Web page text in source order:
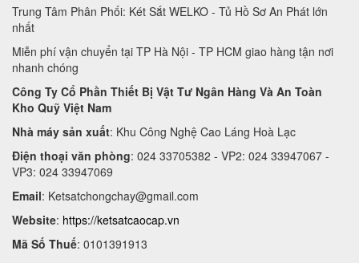
Trung Tâm Phân Phối: Két Sắt WELKO - Tủ Hồ Sơ An Phát lớn
nhất
Miễn phí vận chuyển tại TP Hà Nội - TP HCM giao hàng tận nơi
nhanh chóng
Công Ty Cổ Phần Thiết Bị Vật Tư Ngân Hàng Và An Toàn
Kho Quỹ Việt Nam
Nhà máy sản xuất: Khu Công Nghệ Cao Láng Hoà Lạc
Điện thoại văn phòng: 024 33705382 - VP2: 024 33947067 -
VP3: 024 33947069
Email: Ketsatchongchay@gmail.com
Website: https://ketsatcaocap.vn
Mã Số Thuế: 0101391913